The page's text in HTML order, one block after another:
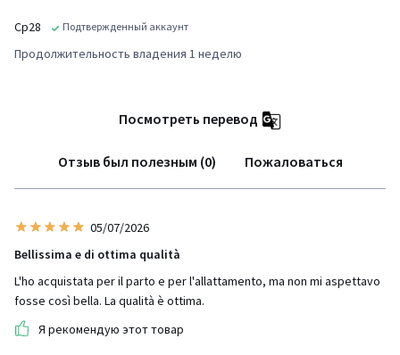
Cp28 Подтвержденный аккаунт
Продолжительность владения 1 неделю
Посмотреть перевод
Отзыв был полезным (0) Пожаловаться
05/07/2026
Bellissima e di ottima qualità
L'ho acquistata per il parto e per l'allattamento, ma non mi aspettavo
fosse così bella. La qualità è ottima.
Я рекомендую этот товар